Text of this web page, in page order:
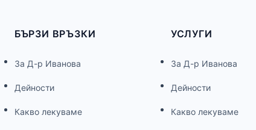
БЪРЗИ ВРЪЗКИ
За Д-р Иванова
Дейности
Какво лекуваме
УСЛУГИ
За Д-р Иванова
Дейности
Какво лекуваме